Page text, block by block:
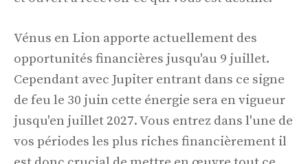
Vénus en Lion apporte actuellement des
opportunités financières jusqu'au 9 juillet.
Cependant avec Jupiter entrant dans ce signe
de feu le 30 juin cette énergie sera en vigueur
jusqu'en juillet 2027. Vous entrez dans l'une de
vos périodes les plus riches financièrement il